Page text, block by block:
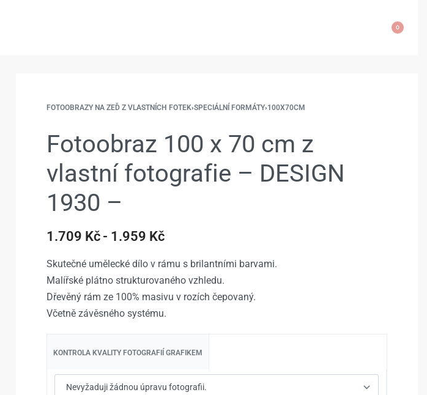
0
FOTOOBRAZY NA ZEĎ Z VLASTNÍCH FOTEK›SPECIÁLNÍ FORMÁTY›100X70CM
1.959Kč
1.959Kč
Fotoobraz 100 x 70 cm z
vlastní fotografie – DESIGN
1930 –
1.709 Kč 1.959 Kč
Skutečné umělecké dílo v rámu s brilantními barvami.
Malířské plátno strukturovaného vzhledu.
Dřevěný rám ze 100% masivu v rozích čepovaný.
Včetně závěsného systému.
KONTROLA KVALITY FOTOGRAFIÍ GRAFIKEM